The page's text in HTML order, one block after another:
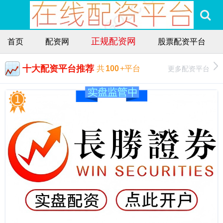
首页 配资网 正规配资网 股票配资平台
十大配资平台推荐 共100+平台 更多配资平台